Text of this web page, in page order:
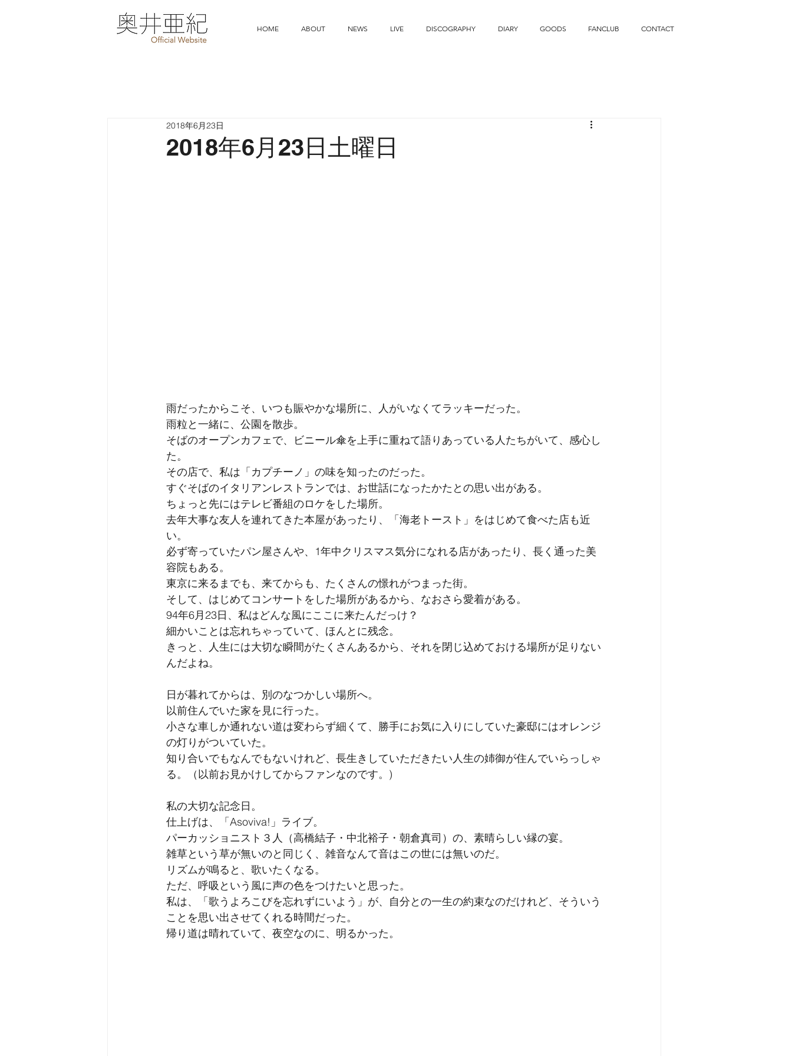
HOME ABOUT NEWS LIVE DISCOGRAPHY DIARY GOODS FANCLUB CONTACT
2018年6月23日土曜日
2018年6月23日
雨だったからこそ、いつも賑やかな場所に、人がいなくてラッキーだった。
雨粒と一緒に、公園を散歩。
そばのオープンカフェで、ビニール傘を上手に重ねて語りあっている人たちがいて、感心し
た。
その店で、私は「カプチーノ」の味を知ったのだった。
すぐそばのイタリアンレストランでは、お世話になったかたとの思い出がある。
ちょっと先にはテレビ番組のロケをした場所。
去年大事な友人を連れてきた本屋があったり、「海老トースト」をはじめて食べた店も近
い。
必ず寄っていたパン屋さんや、1年中クリスマス気分になれる店があったり、長く通った美
容院もある。
東京に来るまでも、来てからも、たくさんの憬れがつまった街。
そして、はじめてコンサートをした場所があるから、なおさら愛着がある。
94年6月23日、私はどんな風にここに来たんだっけ？
細かいことは忘れちゃっていて、ほんとに残念。
きっと、人生には大切な瞬間がたくさんあるから、それを閉じ込めておける場所が足りない
んだよね。
日が暮れてからは、別のなつかしい場所へ。
以前住んでいた家を見に行った。
小さな車しか通れない道は変わらず細くて、勝手にお気に入りにしていた豪邸にはオレンジ
の灯りがついていた。
知り合いでもなんでもないけれど、長生きしていただきたい人生の姉御が住んでいらっしゃ
る。（以前お見かけしてからファンなのです。)
私の大切な記念日。
仕上げは、「Asoviva!」ライブ。
パーカッショニスト３人（高橋結子・中北裕子・朝倉真司）の、素晴らしい縁の宴。
雑草という草が無いのと同じく、雑音なんて音はこの世には無いのだ。
リズムが鳴ると、歌いたくなる。
ただ、呼吸という風に声の色をつけたいと思った。
私は、「歌うよろこびを忘れずにいよう」が、自分との一生の約束なのだけれど、そういう
ことを思い出させてくれる時間だった。
帰り道は晴れていて、夜空なのに、明るかった。